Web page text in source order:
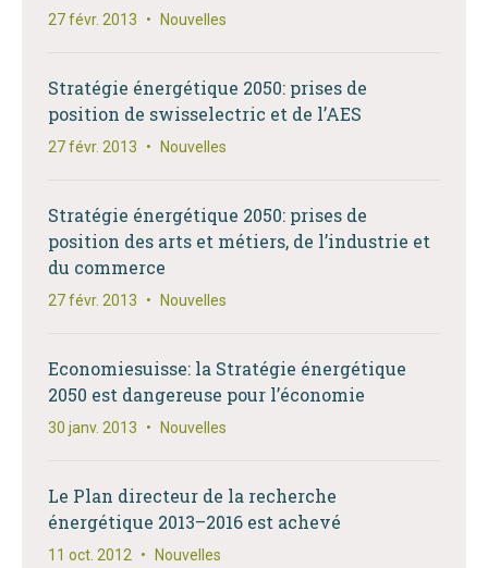
27 févr. 2013 • Nouvelles
Stratégie énergétique 2050: prises de
position de swisselectric et de l’AES
27 févr. 2013 • Nouvelles
Stratégie énergétique 2050: prises de
position des arts et métiers, de l’industrie et
du commerce
27 févr. 2013 • Nouvelles
Economiesuisse: la Stratégie énergétique
2050 est dangereuse pour l’économie
30 janv. 2013 • Nouvelles
Le Plan directeur de la recherche
énergétique 2013–2016 est achevé
11 oct. 2012 • Nouvelles